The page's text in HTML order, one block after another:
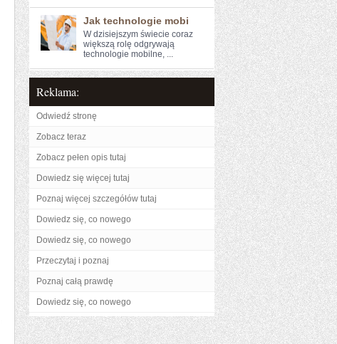
Jak technologie mobi
W dzisiejszym świecie coraz
większą rolę odgrywają
technologie mobilne, ...
Reklama:
Odwiedź stronę
Zobacz teraz
Zobacz pełen opis tutaj
Dowiedz się więcej tutaj
Poznaj więcej szczegółów tutaj
Dowiedz się, co nowego
Dowiedz się, co nowego
Przeczytaj i poznaj
Poznaj całą prawdę
Dowiedz się, co nowego